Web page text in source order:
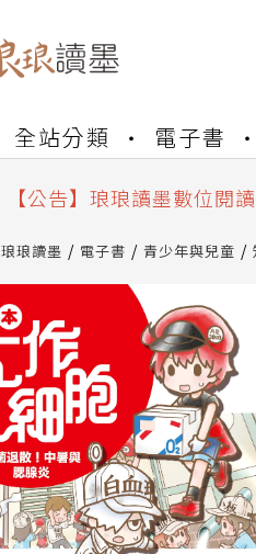
全站分類 電子書
【公告】琅琅書店服務升
【公告】因 Readmoo 讀
【公告】琅琅讀墨數位閱
【公告】琅琅讀墨書櫃開
【公告】琅琅讀墨 3 分鐘
【公告】琅琅書店服務升
【公告】因 Readmoo 讀
琅琅讀墨 電子書 青少年與兒童